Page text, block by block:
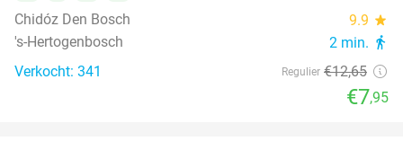
Chidóz Den Bosch
9.9 star
's-Hertogenbosch 2 min. directions_walk
Verkocht: 341 Regulier €12,65
€7,95